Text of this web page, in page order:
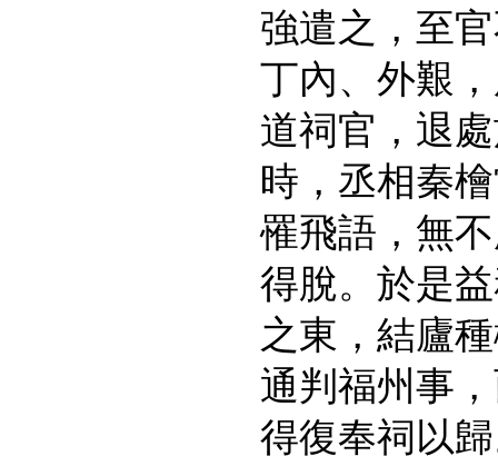
強遣之，至
丁內、外艱
道祠官，退
時，丞相秦
罹飛語，無
得脫。於是
之東，結廬
通判福州事
得復奉祠以